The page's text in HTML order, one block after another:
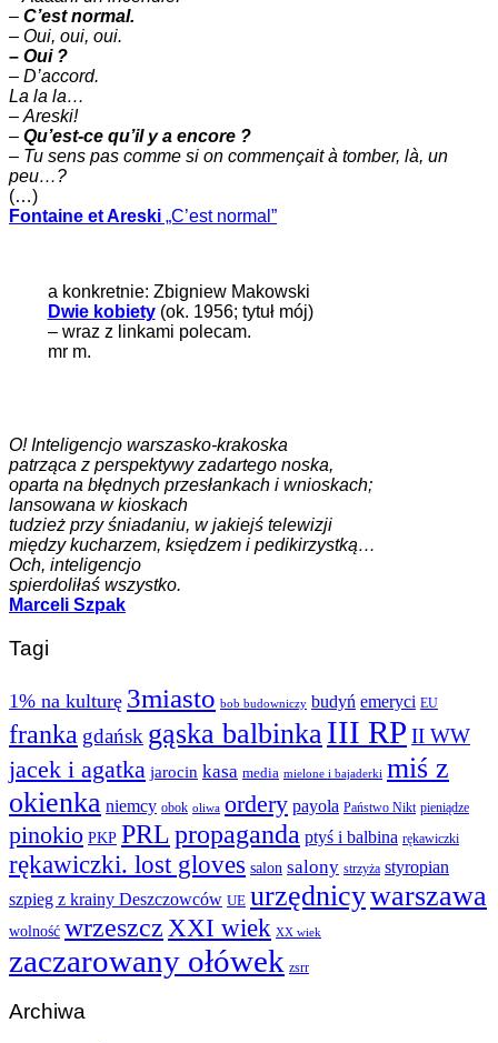
– C’est normal.
– Oui, oui, oui.
– Oui ?
– D’accord.
La la la…
– Areski!
– Qu’est-ce qu’il y a encore ?
– Tu sens pas comme si on commençait à tomber, là, un
peu…?
(…)
Fontaine et Areski „C’est normal”
a konkretnie: Zbigniew Makowski
Dwie kobiety(ok. 1956; tytuł mój)
– wraz z linkami polecam.
mr m.
O! Inteligencjo warszasko-krakoska
patrząca z perspektywy zadartego noska,
oparta na błędnych przesłankach i wnioskach;
lansowana w kioskach
tudzież przy śniadaniu, w jakiejś telewizji
między kucharzem, księdzem i pedikirzystką…
Och, inteligencjo
spierdoliłaś wszystko.
Marceli Szpak
Tagi
1% na kulturę 3miasto bob budowniczy budyń emeryci EU
franka gdańsk gąska balbinka III RP II WW
jacek i agatka jarocin kasa media mielone i bajaderki miś z
okienka niemcy obok oliwa ordery payola Państwo Nikt pieniądze
pinokio PKP PRLpropaganda ptyś i balbina rękawiczki
rękawiczki. lost gloves salon salony strzyża styropian
szpieg z krainy Deszczowców UE urzędnicywarszawa
wolność wrzeszcz XXI wiek XX wiek
zaczarowany ołówek zsrr
Archiwa